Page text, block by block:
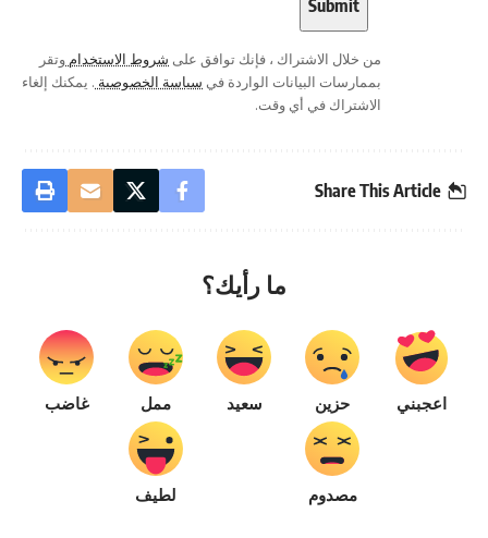
من خلال الاشتراك ، فإنك توافق على شروط الاستخدام وتقر
بممارسات البيانات الواردة في سياسة الخصوصية . يمكنك إلغاء
الاشتراك في أي وقت.
Share This Article
ما رأيك؟
اعجبني حزين سعيد ممل غاضب
مصدوم لطيف